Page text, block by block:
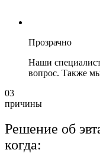
Прозрачно
Наши
вопрос. Также
03
причины
Решение об
когда: